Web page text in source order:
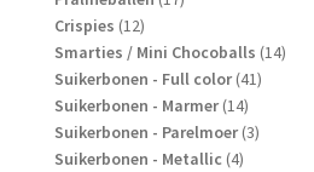
Crispies 1212
producten
Smarties / Mini Chocoballs 1414
Suikerbonen - Full color 4141
Suikerbonen - Marmer 1414
producten
Suikerbonen - Parelmoer 33
Suikerbonen - Metallic 44